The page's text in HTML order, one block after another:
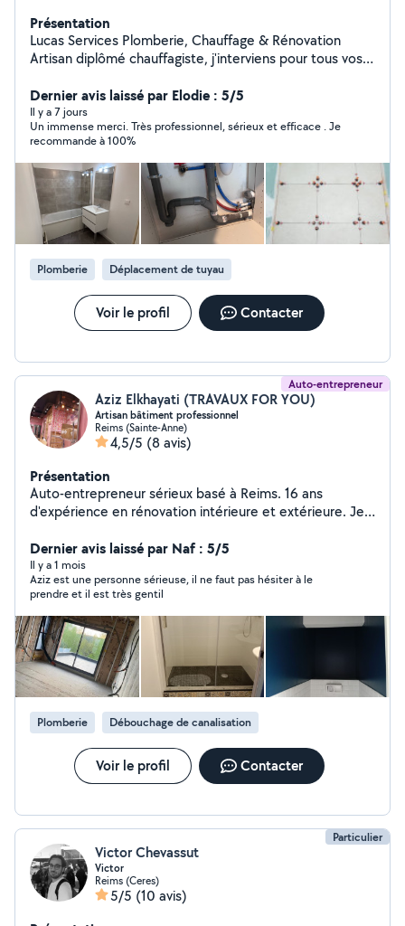
Présentation
Lucas Services Plomberie, Chauffage & Rénovation
Artisan diplômé chauffagiste, j'interviens pour tous vos
intérieure : Installation & dépannage plomberie
Chauffage : radiateurs, chauffe-eau Création ou
rénovation de salles de bains Travaux de peinture,
enduit et carrelage Travail soigné Devis rapide Conseils
personnalisés Contactez Lucas Services pour un service
fiable, professionnel et de qualité.
Dernier avis laissé par Elodie : 5/5
Il y a 7 jours
Un immense merci. Très professionnel, sérieux et efficace . Je
recommande à 100%
Plomberie Déplacement de tuyau
Voir le profil Contacter
Auto-entrepreneur
Aziz Elkhayati (TRAVAUX FOR YOU)
Artisan bâtiment professionnel
Reims (Sainte-Anne)
4,5/5 (8 avis)
Présentation
Auto-entrepreneur sérieux basé à Reims. 16 ans
d'expérience en rénovation intérieure et extérieure. Je
Dernier avis laissé par Naf : 5/5
Il y a 1 mois
Aziz est une personne sérieuse, il ne faut pas hésiter à le
prendre et il est très gentil
Plomberie Débouchage de canalisation
Voir le profil Contacter
Particulier
Victor Chevassut
Victor
Reims (Ceres)
5/5 (10 avis)